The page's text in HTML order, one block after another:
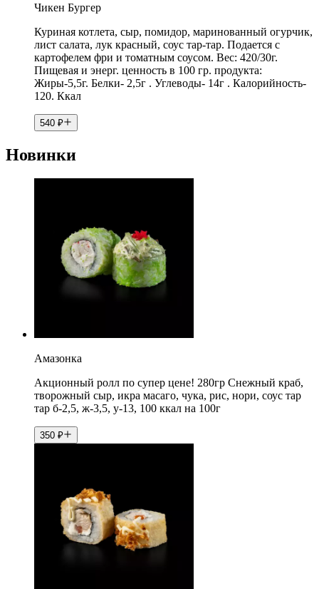
Чикен Бургер
Куриная котлета, сыр, помидор, маринованный огурчик,
лист салата, лук красный, соус тар-тар. Подается с
картофелем фри и томатным соусом. Вес: 420/30г.
Пищевая и энерг. ценность в 100 гр. продукта:
Жиры-5,5г. Белки- 2,5г . Углеводы- 14г . Калорийность-
120. Ккал
540 ₽
Новинки
Амазонка
Акционный ролл по супер цене! 280гр Снежный краб,
творожный сыр, икра масаго, чука, рис, нори, соус тар
тар б-2,5, ж-3,5, у-13, 100 ккал на 100г
350 ₽